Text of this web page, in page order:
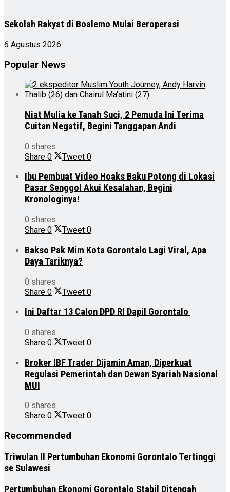
Sekolah Rakyat di Boalemo Mulai Beroperasi
6 Agustus 2026
Popular News
Niat Mulia ke Tanah Suci, 2 Pemuda Ini Terima
Cuitan Negatif, Begini Tanggapan Andi
0 shares
Share 0 Tweet 0
Ibu Pembuat Video Hoaks Baku Potong di Lokasi
Pasar Senggol Akui Kesalahan, Begini
Kronologinya!
0 shares
Share 0 Tweet 0
Bakso Pak Mim Kota Gorontalo Lagi Viral, Apa
Daya Tariknya?
0 shares
Share 0 Tweet 0
Ini Daftar 13 Calon DPD RI Dapil Gorontalo
0 shares
Share 0 Tweet 0
Broker IBF Trader Dijamin Aman, Diperkuat
Regulasi Pemerintah dan Dewan Syariah Nasional
MUI
0 shares
Share 0 Tweet 0
Recommended
Triwulan II Pertumbuhan Ekonomi Gorontalo Tertinggi
se Sulawesi
Pertumbuhan Ekonomi Gorontalo Stabil Ditengah